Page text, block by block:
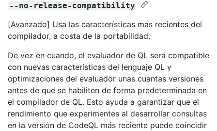
--no-release-compatibility
[Avanzado] Usa las características más recientes del
compilador, a costa de la portabilidad.
De vez en cuando, el evaluador de QL será compatible
con nuevas características del lenguaje QL y
optimizaciones del evaluador unas cuantas versiones
antes de que se habiliten de forma predeterminada en
el compilador de QL. Esto ayuda a garantizar que el
rendimiento que experimentes al desarrollar consultas
en la versión de CodeQL más reciente puede coincidir